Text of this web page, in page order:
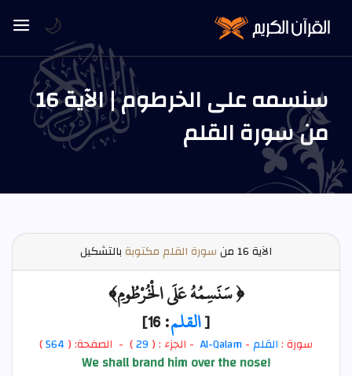
سنسمه على الخرطوم | الآية 16
من سورة القلم
الآية سورة القلم مكتوبةبالتشكيل
﴿ سَنَسِمُهُ عَلَى الْخُرْطُومِ﴾
[القلم: 16]
سورة :القلم-
Al-Qalam - الجزء : (29) - الصفحة: ( 564
)
We shall brand him over the nose!
🌙